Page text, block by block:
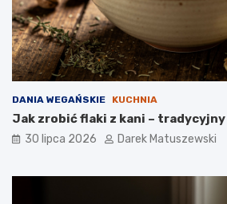
DANIA WEGAŃSKIE KUCHNIA
Jak zrobić flaki z kani – tradycyjny
30 lipca 2026 Darek Matuszewski